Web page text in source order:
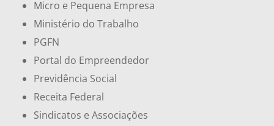
Micro e Pequena Empresa
Ministério do Trabalho
PGFN
Portal do Empreendedor
Previdência Social
Receita Federal
Sindicatos e Associações